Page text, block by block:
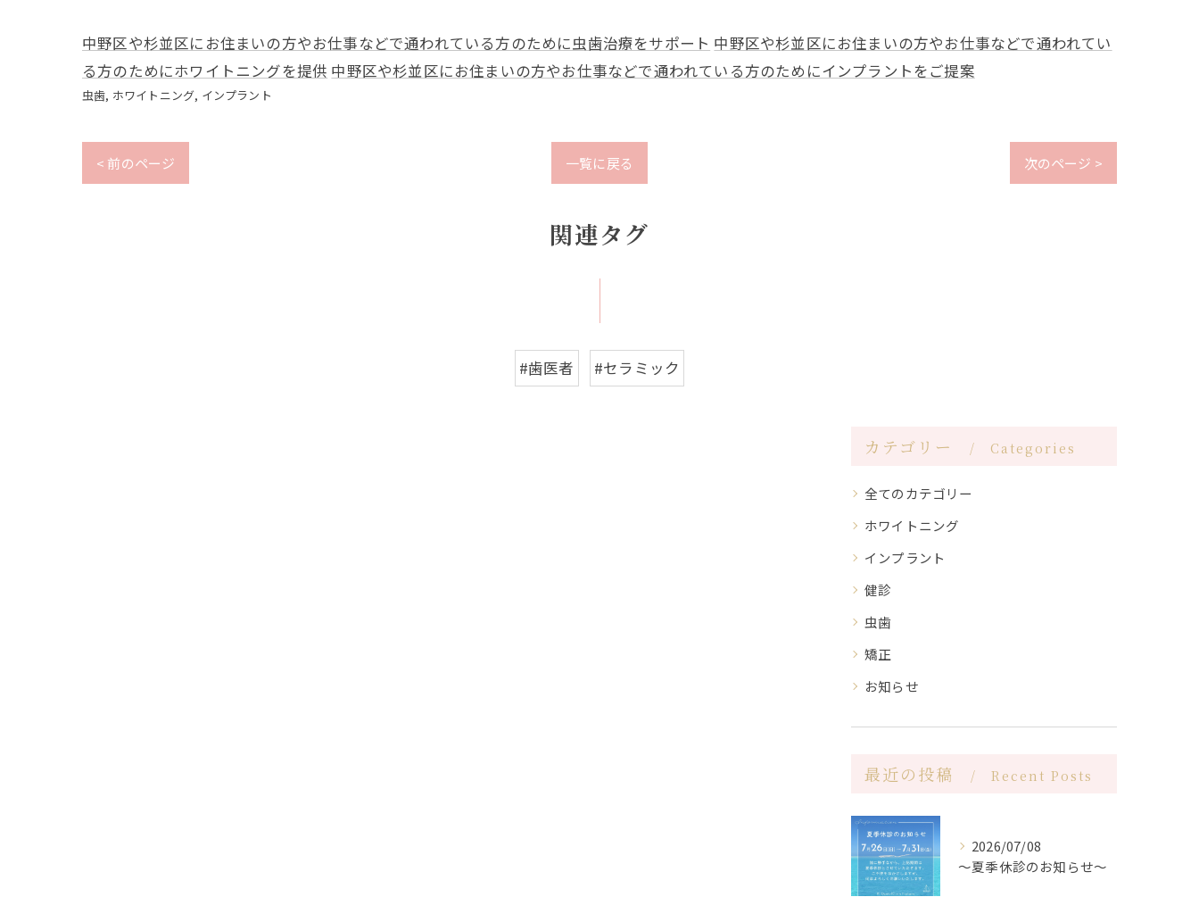
中野区や杉並区にお住まいの方やお仕事などで通われている方のために虫歯治療をサポート 中野区や杉並区にお住まいの方やお仕事などで通われてい
る方のためにホワイトニングを提供 中野区や杉並区にお住まいの方やお仕事などで通われている方のためにインプラントをご提案
虫歯 ホワイトニング インプラント
< 前のページ 一覧に戻る 次のページ >
関連タグ
#歯医者 #セラミック
カテゴリー Categories
全てのカテゴリー
ホワイトニング
インプラント
健診
虫歯
矯正
お知らせ
最近の投稿 Recent Posts
2026/07/08
〜夏季休診のお知らせ〜